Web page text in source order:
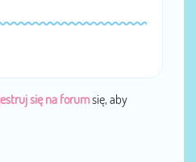
się na forumsię, aby